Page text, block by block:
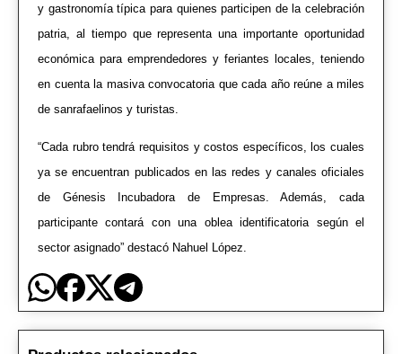
y gastronomía típica para quienes participen de la celebración
patria, al tiempo que representa una importante oportunidad
económica para emprendedores y feriantes locales, teniendo
en cuenta la masiva convocatoria que cada año reúne a miles
de sanrafaelinos y turistas.
“Cada rubro tendrá requisitos y costos específicos, los cuales
ya se encuentran publicados en las redes y canales oficiales
de Génesis Incubadora de Empresas. Además, cada
participante contará con una oblea identificatoria según el
sector asignado” destacó Nahuel López.